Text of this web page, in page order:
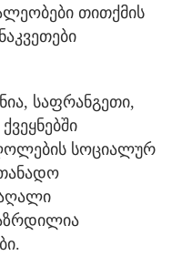
თითქმის
საფრანგეთი,
სოციალურ